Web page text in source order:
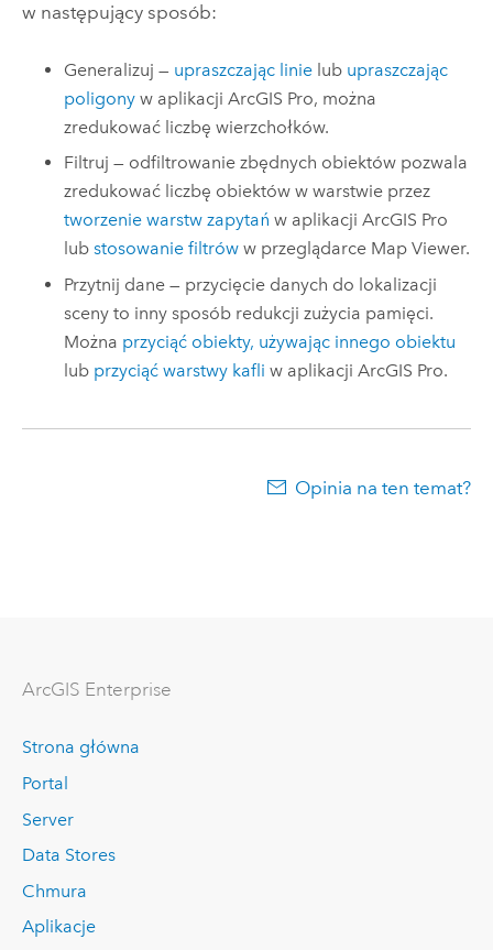
w następujący sposób:
Generalizuj — upraszczając linie lub upraszczając
poligony w aplikacjiArcGIS Pro, można
zredukować liczbę wierzchołków.
Filtruj — odfiltrowanie zbędnych obiektów pozwala
zredukować liczbę obiektów w warstwie przez
tworzenie warstw zapytań w aplikacjiArcGIS Pro
lubstosowanie filtrów w przeglądarce Map Viewer.
Przytnij dane — przycięcie danych do lokalizacji
sceny to inny sposób redukcji zużycia pamięci.
Można przyciąć obiekty, używając innego obiektu
lub przyciąć warstwy kafli w aplikacjiArcGIS Pro.
Opinia na ten temat?
ArcGIS Enterprise
Strona główna
Portal
Server
Data Stores
Chmura
Aplikacje